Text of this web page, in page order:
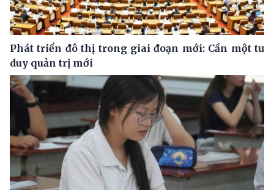
Phát triển đô thị trong giai đoạn mới: Cần một tư
duy quản trị mới